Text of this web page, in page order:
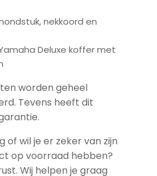
nekkoord en
Deluxe koffer met
worden geheel
Tevens heeft dit
of wil je er zeker van zijn
op voorraad hebben?
Wij helpen je graag